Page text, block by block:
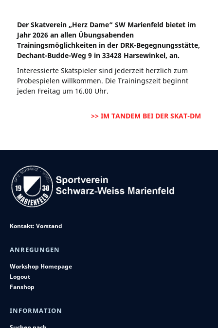
Der Skatverein „Herz Dame“ SW Marienfeld bietet im
Jahr 2026 an allen Übungsabenden
Trainingsmöglichkeiten in der DRK-Begegnungsstätte,
Dechant-Budde-Weg 9 in 33428 Harsewinkel, an.
Interessierte Skatspieler sind jederzeit herzlich zum
Probespielen willkommen. Die Trainingszeit beginnt
jeden Freitag um 16.00 Uhr.
>> IM TANDEM BEI DER SKAT-DM
Kontakt: Vorstand
ANREGUNGEN
Workshop Homepage
Logout
Fanshop
INFORMATION